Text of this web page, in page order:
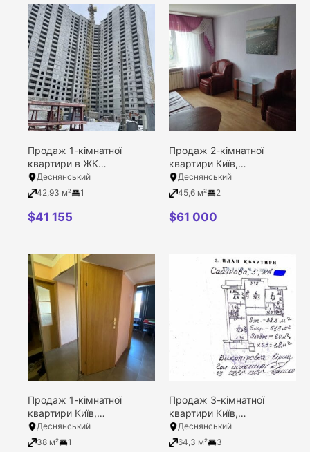
Продаж 1-кімнатної
квартири в ЖК
Деснянський, Київ,
Деснянський район,
43
Деснянський
42,93 м²
1
$41 155
Продаж 2-кімнатної
квартири Київ,
Деснянський район,
Мілютенка вулиця, 42
Деснянський
45,6 м²
2
$61 000
Продаж 1-кімнатної
квартири Київ,
Деснянський район,
Кубанської України
Деснянський
38 м²
1
Продаж 3-кімнатної
квартири Київ,
Деснянський район,
Сержа Лифаря вулиця, 5
Деснянський
64,3 м²
3